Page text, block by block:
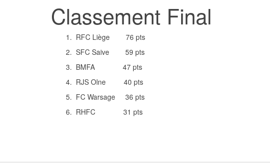
Classement Final
1. RFC Liège 76 pts
2. SFC Saive 59 pts
3. BMFA 47 pts
4. RJS Olne 40 pts
5. FC Warsage 36 pts
6. RHFC 31 pts